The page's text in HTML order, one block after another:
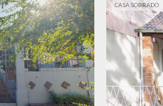
CASA SOBRADO